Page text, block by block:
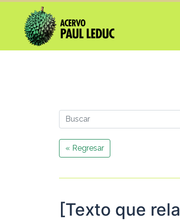
« Regresar
[Texto que